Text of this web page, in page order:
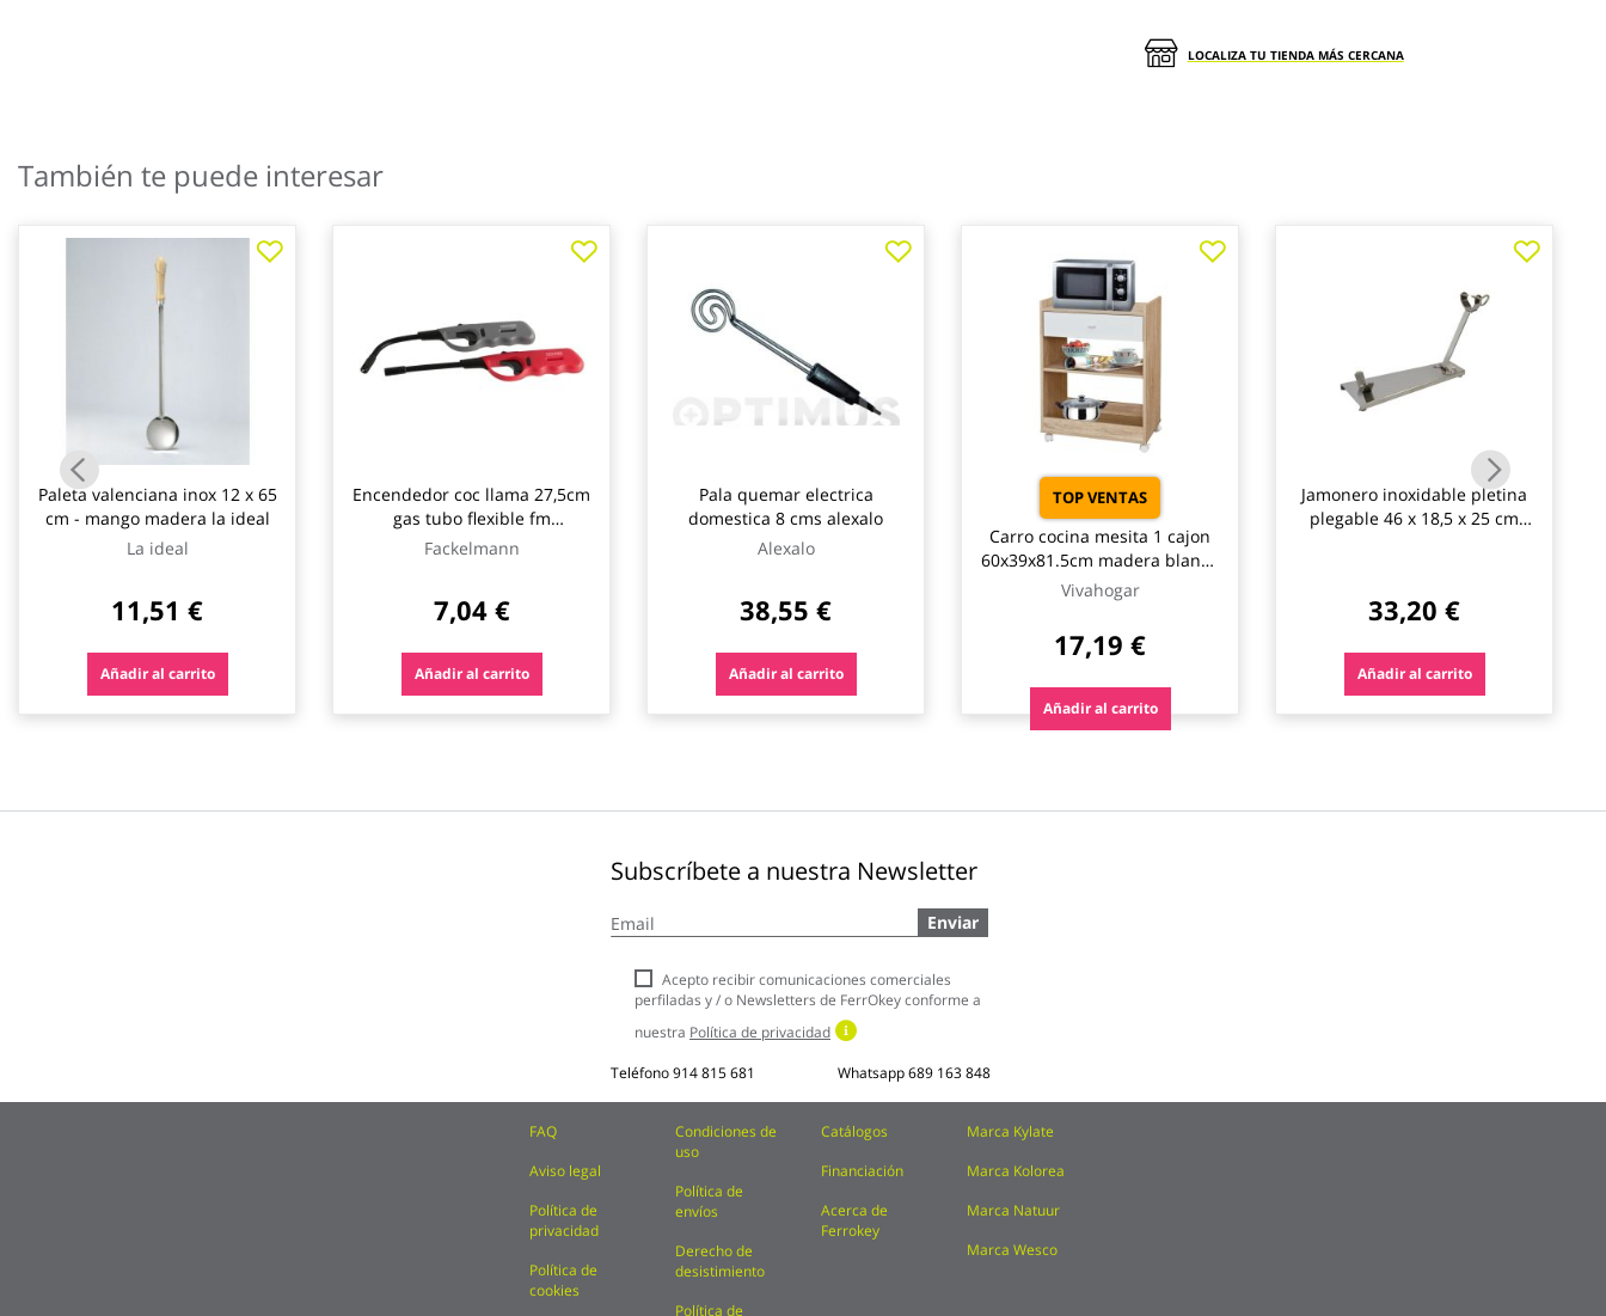
LOCALIZA TU TIENDA MÁS CERCANA
al
comienzo
También te puede interesar
Paleta valenciana inox 12 x 65
cm - mango madera la ideal
La ideal
11,51 €
Añadir al carrito
Encendedor coc llama 27,5cm
gas tubo flexible fm
fackelmann
Fackelmann
7,04 €
Añadir al carrito
Pala quemar electrica
domestica 8 cms alexalo
Alexalo
38,55 €
Añadir al carrito
TOP VENTAS
Carro cocina mesita 1 cajon
60x39x81.5cm madera blanco
vivahogar
Vivahogar
17,19 €
Añadir al carrito
Jamonero inoxidable pletina
plegable 46 x 18,5 x 25 cm
33,20 €
Añadir al carrito
Subscríbete a nuestra Newsletter
a
boletín
noticias:
Enviar
Acepto recibir comunicaciones comerciales
perfiladas y / o Newsletters de FerrOkey conforme a
nuestra Política de privacidad
Teléfono914 815 681 Whatsapp689 163 848
FAQ
Aviso legal
Política de
privacidad
Política de
cookies
Condiciones de
uso
Política de
envíos
Derecho de
desistimiento
Política de
Catálogos
Financiación
Acerca de
Ferrokey
Marca Kylate
Marca Kolorea
Marca Natuur
Marca Wesco